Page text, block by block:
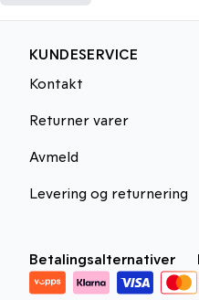
KUNDESERVICE
Kontakt
Returner varer
Avmeld
Levering og returnering
Betalingsalternativer